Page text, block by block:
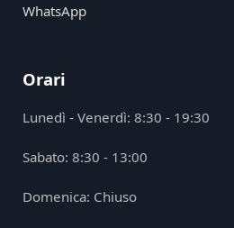
WhatsApp
Orari
Lunedì - Venerdì: 8:30 - 19:30
Sabato: 8:30 - 13:00
Domenica: Chiuso